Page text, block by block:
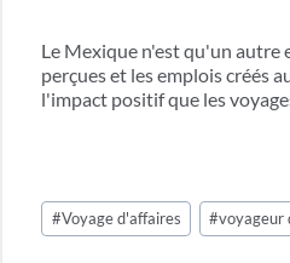
Le Mexique n'est qu'un autre
perçues et les emplois créés
l'impact positif que les
Étiquettes
de
#Voyage d'affaires #voyageur